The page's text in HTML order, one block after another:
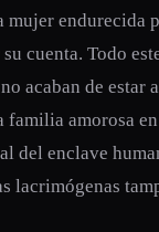
mujer endurecida
cuenta. Todo
acaban de
familia amorosa
del enclave
lacrimógenas